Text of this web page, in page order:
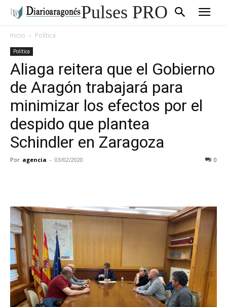
Pulses PRO
Inicio Política
Política
Aliaga reitera que el Gobierno
de Aragón trabajará para
minimizar los efectos por el
despido que plantea
Schindler en Zaragoza
Por agencia - 03/02/2020 0